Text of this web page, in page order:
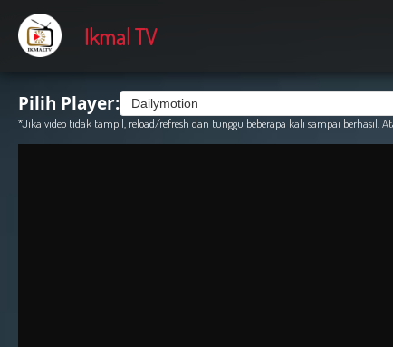
Ikmal TV
Pilih Player:
*Jika video tidak tampil, reload/refresh dan tunggu beberapa kali sampai berhasil.